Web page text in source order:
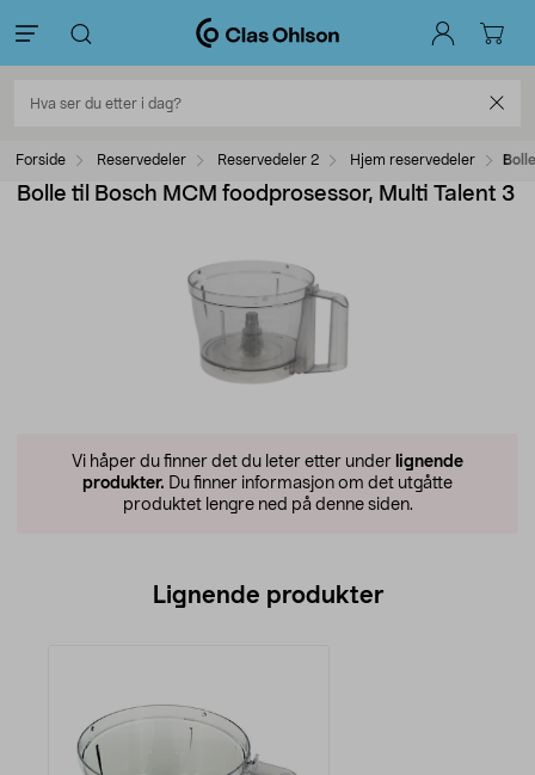
Forside Reservedeler Reservedeler 2 Hjem reservedeler
Bolle til Bosch MCM foodprosessor, Multi Talent 3
Vi håper du finner det du leter etter under lignende
produkter. Du finner informasjon om det utgåtte
produktet lengre ned på denne siden.
Lignende produkter